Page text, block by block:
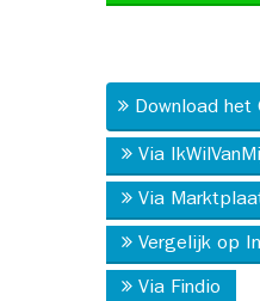
Download
Via
Via
Vergelijk op
Via Findio